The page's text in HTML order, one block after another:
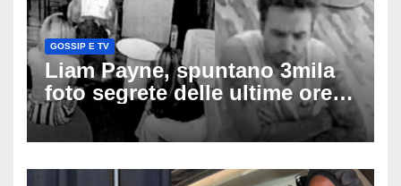
GOSSIP E TV
Liam Payne, spuntano 3mila
foto segrete delle ultime ore:
cosa è successo prima della
tragica caduta dall’hotel